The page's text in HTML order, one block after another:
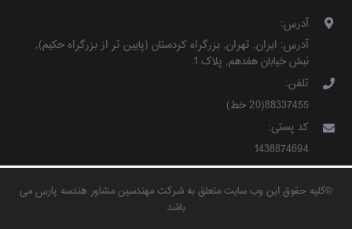
آدرس:
آدرس: ایران, تهران, بزرگراه کردستان (پایین تر از بزرگراه حکیم),
نبش خیابان هفدهم, پلاک 1 .
تلفن:
88337455(20 خط)
کد پستی:
1438874694
©کلیه حقوق این وب سایت متعلق به شرکت مهندسین مشاور هندسه پارس می
باشد